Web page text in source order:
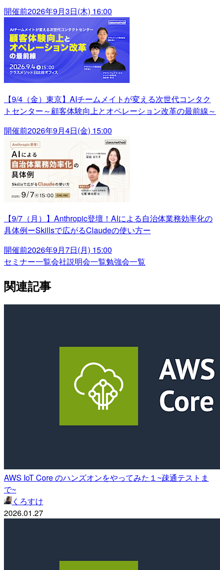
開催前2026年9月3日(木) 16:00
【9/4（金）東京】AIチームメイトが変える次世代コンタク
トセンター～顧客体験向上とオペレーション改革の最前線～
開催前2026年9月4日(金) 15:00
【9/7（月）】Anthropic登壇！AIによる自治体業務効率化の
具体例ーSkillsで広がるClaudeの使い方ー
開催前2026年9月7日(月) 15:00
セミナー一覧会社説明会一覧勉強会一覧
関連記事
AWS IoT Core のハンズオンをやってみた１~疎通テストま
で~
くろすけ
2026.01.27